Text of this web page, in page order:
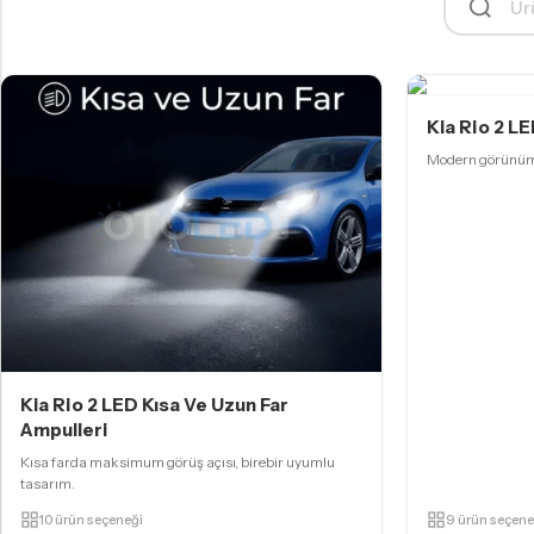
Kia Rio 2 LED Kısa Ve Uzun Far
Ampulleri
Kısa farda maksimum görüş açısı, birebir uyumlu
tasarım.
10 ürün seçeneği
Kia Rio 2
Modern
9 ürün
H15 LED Ampul
HB3 9005 LED Ampul
HB4 9006 LED Ampul
HIR2 9012 LED Ampul
D1S LED Ampul
D2S/R LED Ampul